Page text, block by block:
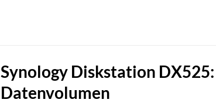
Synology Diskstation
Datenvolumen